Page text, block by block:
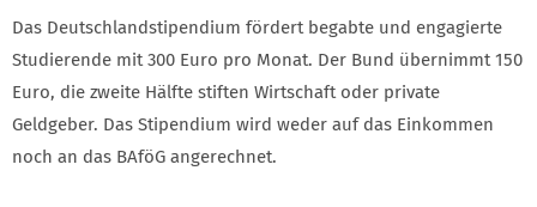
Das Deutschlandstipendium fördert begabte und engagierte
Studierende mit 300 Euro pro Monat. Der Bund übernimmt 150
Euro, die zweite Hälfte stiften Wirtschaft oder private
Geldgeber. Das Stipendium wird weder auf das Einkommen
noch an das BAföG angerechnet.